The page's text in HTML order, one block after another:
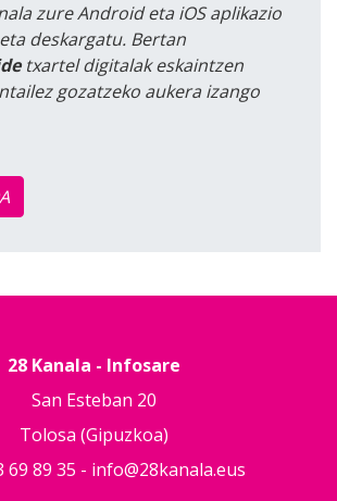
zure Android eta iOS aplikazio
deskargatu. Bertan
txartel digitalak eskaintzen
gozatzeko aukera izango
28 Kanala - Infosare
San Esteban 20
Tolosa (Gipuzkoa)
69 89 35 - info@28kanala.eus